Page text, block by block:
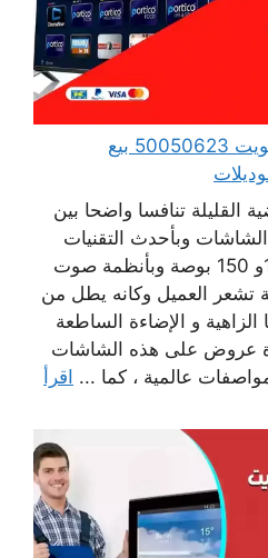
بيع تلفزيونات شاشات الكويت 50050623 بيع
القليلة تنافسا واضحا بين
وبأحدث التقنيات
وبأحجام متنوعة تصل 140و 150 بوصة وبأنظمة صوت
تشعر العميل وكانه يطل من
الزاهية و الإضاءة الساطعة
عروض على هذه الشاشات
عالمية ، كما ... اقرأ